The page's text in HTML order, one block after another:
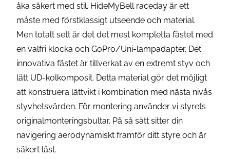
åka säkert med stil. HideMyBell raceday är ett
måste med förstklassigt utseende och material.
Men totalt sett är det det mest kompletta fästet med
en valfri klocka och GoPro/Uni-lampadapter. Det
innovativa fästet är tillverkat av en extremt styv och
lätt UD-kolkomposit. Detta material gör det möjligt
att konstruera lättvikt i kombination med nästa nivås
styvhetsvärden. För montering använder vi styrets
originalmonteringsbultar. På så sätt sitter din
navigering aerodynamiskt framför ditt styre och är
säkert låst.